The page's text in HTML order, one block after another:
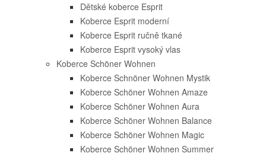
Dětské koberce Esprit
Koberce Esprit moderní
Koberce Esprit ručně tkané
Koberce Esprit vysoký vlas
Koberce Schöner Wohnen
Koberce Schnöner Wohnen Mystik
Koberce Schöner Wohnen Amaze
Koberce Schöner Wohnen Aura
Koberce Schöner Wohnen Balance
Koberce Schöner Wohnen Magic
Koberce Schöner Wohnen Summer